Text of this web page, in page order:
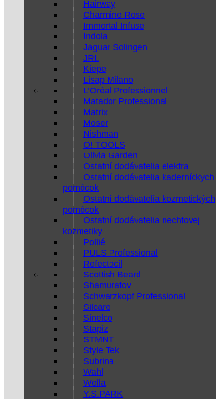
Hairway
Charmine Rose
Immortal Infuse
Indola
Jaguar Solingen
JRL
Kiepe
Lisap Milano
L’Oréal Professionnel
Matador Professional
Matrix
Moser
Nishman
O! TOOLS
Olivia Garden
Ostatní dodávatelia elektra
Ostatní dodávatelia kaderníckych
pomôcok
Ostatní dodávatelia kozmetických
pomôcok
Ostatní dodávatelia nechtovej
kozmetiky
Pollié
PULS Professional
Refectocil
Scottish Beard
Shamuratov
Schwarzkopf Professional
Silcare
Sinelco
Stapiz
STMNT
Style Tek
Subrina
Wahl
Wella
Y.S.PARK